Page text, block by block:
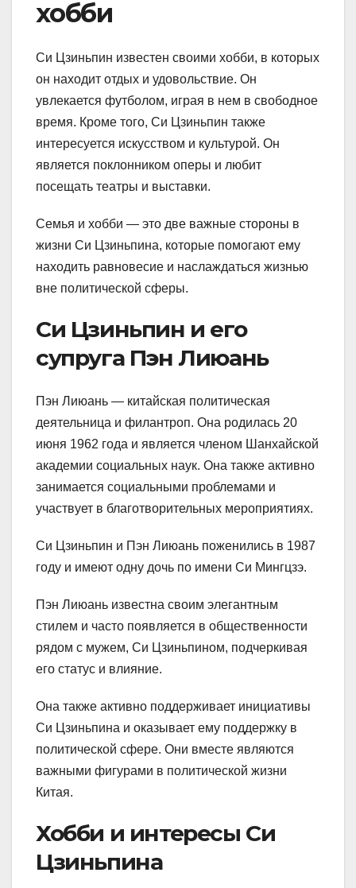
хобби
Си Цзиньпин известен своими хобби, в которых
он находит отдых и удовольствие. Он
увлекается футболом, играя в нем в свободное
время. Кроме того, Си Цзиньпин также
интересуется искусством и культурой. Он
является поклонником оперы и любит
посещать театры и выставки.
Семья и хобби — это две важные стороны в
жизни Си Цзиньпина, которые помогают ему
находить равновесие и наслаждаться жизнью
вне политической сферы.
Си Цзиньпин и его
супруга Пэн Лиюань
Пэн Лиюань — китайская политическая
деятельница и филантроп. Она родилась 20
июня 1962 года и является членом Шанхайской
академии социальных наук. Она также активно
занимается социальными проблемами и
участвует в благотворительных мероприятиях.
Си Цзиньпин и Пэн Лиюань поженились в 1987
году и имеют одну дочь по имени Си Мингцзэ.
Пэн Лиюань известна своим элегантным
стилем и часто появляется в общественности
рядом с мужем, Си Цзиньпином, подчеркивая
его статус и влияние.
Она также активно поддерживает инициативы
Си Цзиньпина и оказывает ему поддержку в
политической сфере. Они вместе являются
важными фигурами в политической жизни
Китая.
Хобби и интересы Си
Цзиньпина